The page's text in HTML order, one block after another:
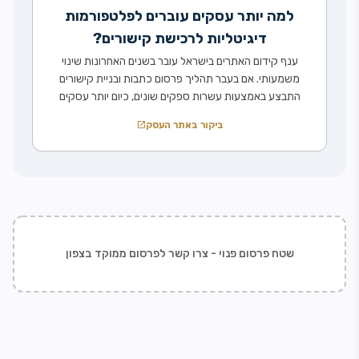
למה יותר עסקים עוברים לפלטפורמות
דיגיטליות לרכישת קישורים?
ענף קידום האתרים בישראל עובר בשנים האחרונות שינוי
משמעותי. אם בעבר תהליך פרסום כתבות ובניית קישורים
התבצע באמצעות עשרות ספקים שונים, כיום יותר עסקים
שמנהלות את כל התהליך במקום אחד. קידום אורגני הפך
בשנים האחרונות לתחום מורכב יותר מאי פעם. עדכוני
ביקור באתר העסקopen_in_new
שטח פרסום פנוי - צרו קשר לפרסום ממוקד בצפון